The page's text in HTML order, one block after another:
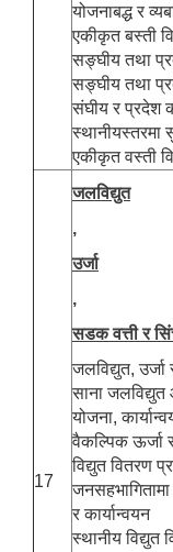
योजनाबद्ध र
एकीकृत बस्ती
सङ्घीय तथा
सङ्घीय तथा
संघीय र प्रदेश
स्थानीयस्तरमा
एकीकृत वस्ती
17
जलविद्युत
,
उर्जा
,
सडक वत्ती र
जलविद्युत,
साना जलविद्युत
योजना,
वैकल्पिक ऊर्जा
विद्युत वितरण
र कार्यान्वयन
स्थानीय